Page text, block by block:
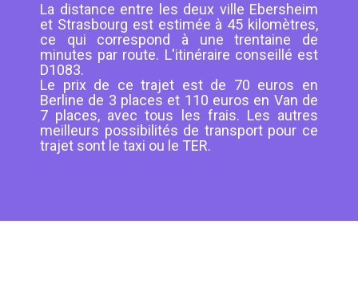
La distance entre les deux ville Ebersheim
et Strasbourg est estimée à 45 kilomètres,
ce qui correspond à une trentaine de
minutes par route. L'itinéraire conseillé est
D1083.
Le prix de ce trajet est de 70 euros en
Berline de 3 places et 110 euros en Van de
7 places, avec tous les frais. Les autres
meilleurs possibilités de transport pour ce
trajet sont le taxi ou le TER.